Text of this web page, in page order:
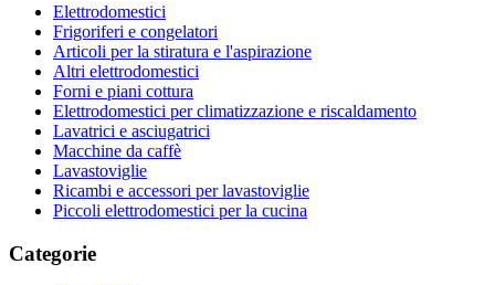
Elettrodomestici
Frigoriferi e congelatori
Articoli per la stiratura e l'aspirazione
Altri elettrodomestici
Forni e piani cottura
Elettrodomestici per climatizzazione e riscaldamento
Lavatrici e asciugatrici
Macchine da caffè
Lavastoviglie
Ricambi e accessori per lavastoviglie
Piccoli elettrodomestici per la cucina
Categorie